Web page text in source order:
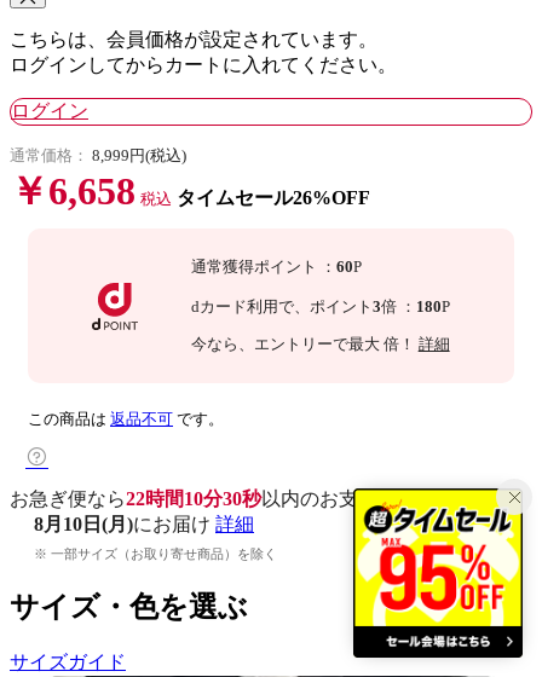
こちらは、会員価格が設定されています。
ログインしてからカートに入れてください。
ログイン
通常価格： 8,999円(税込)
￥6,658 税込 タイムセール26%OFF
通常獲得ポイント ： 60P
dカード利用で、 ポイント 3倍 ： 180P
今なら 、エントリーで最大 倍！ 詳細
この商品は 返品不可 です。
お急ぎ便なら22時間10分29秒以内のお支払いで
8月10日(月)にお届け 詳細
※ 一部サイズ（お取り寄せ商品）を除く
サイズ・色を選ぶ
サイズガイド